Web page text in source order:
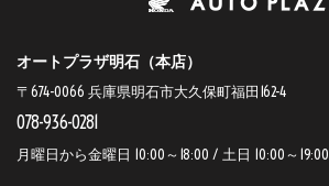
オートプラザ明石（本店）
〒674-0066 兵庫県明石市大久保町福田162-4
078-936-0281
月曜日から金曜日 10:00～18:00 / 土日 10:00～19:00